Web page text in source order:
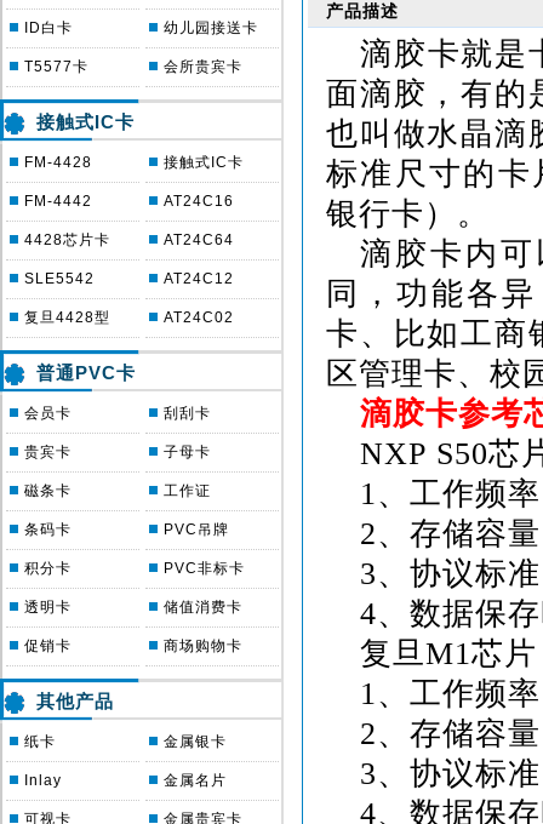
ID白卡
T5577卡
幼儿园接送卡
会所贵宾卡
接触式IC卡
FM-4428
FM-4442
4428芯片卡
SLE5542
复旦4428型
接触式IC卡
AT24C16
AT24C64
AT24C12
AT24C02
普通PVC卡
会员卡
贵宾卡
磁条卡
条码卡
积分卡
透明卡
促销卡
刮刮卡
子母卡
工作证
PVC吊牌
PVC非标卡
储值消费卡
商场购物卡
其他产品
纸卡
Inlay
可视卡
金属银卡
金属名片
金属贵宾卡
产品描述
滴胶卡就是
面滴胶，有的
也叫做水晶滴
标准尺寸的卡
银行卡）。
滴胶卡内
同，功能各
卡、比如工商
区管理卡、校
滴胶卡参考
NXP S50芯
1、工作频
2、存储容
3、协议标
4、数据保
复旦M1芯片
1、工作频
2、存储容
3、协议标
4、数据保